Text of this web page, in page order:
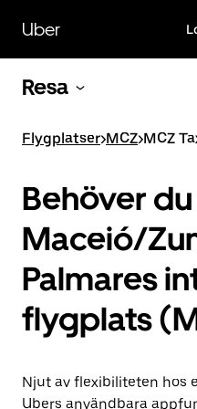
huvudinnehållet
Uber
Resa
Flygplatser>MCZ>MCZ
Behöver
Maceió/
Palmares
flygplats
Njut av flexibiliteten hos
Ubers användbara